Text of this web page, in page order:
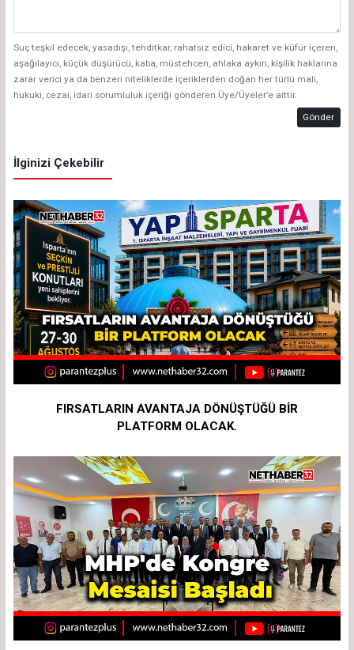
Suç teşkil edecek, yasadışı, tehditkar, rahatsız edici, hakaret ve küfür içeren,
aşağılayıcı, küçük düşürücü, kaba, müstehcen, ahlaka aykırı, kişilik haklarına
zarar verici ya da benzeri niteliklerde içeriklerden doğan her türlü mali,
hukuki, cezai, idari sorumluluk içeriği gönderen Üye/Üyeler’e aittir.
Gönder
İlginizi Çekebilir
FIRSATLARIN AVANTAJA DÖNÜŞTÜĞÜ BİR
PLATFORM OLACAK.